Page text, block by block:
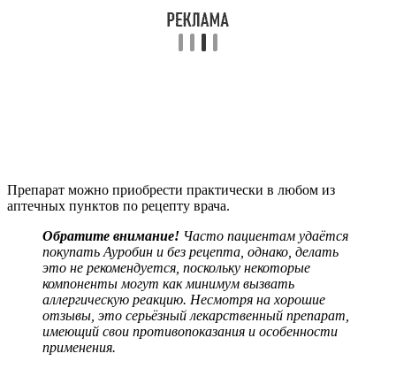
Препарат можно приобрести практически в любом из
аптечных пунктов по рецепту врача.
Обратите внимание! Часто пациентам удаётся
покупать Ауробин и без рецепта, однако, делать
это не рекомендуется, поскольку некоторые
компоненты могут как минимум вызвать
аллергическую реакцию. Несмотря на хорошие
отзывы, это серьёзный лекарственный препарат,
имеющий свои противопоказания и особенности
применения.